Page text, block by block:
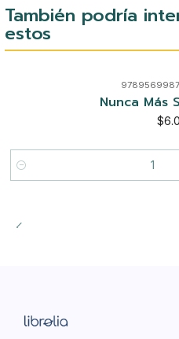
También podría
estos
Nunca Más
Cantidad